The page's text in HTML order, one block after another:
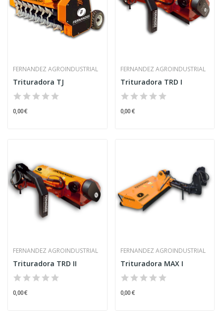
FERNANDEZ AGROINDUSTRIAL
Trituradora TJ
0,00 €
FERNANDEZ AGROINDUSTRIAL
Trituradora TRD I
0,00 €
FERNANDEZ AGROINDUSTRIAL
Trituradora TRD II
0,00 €
FERNANDEZ AGROINDUSTRIAL
Trituradora MAX I
0,00 €